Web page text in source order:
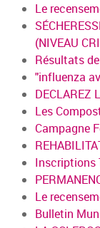
Le
(NIVEAU
Résultats
"influenza
DECLAREZ
Les
Campagne
Inscriptions
Le
Bulletin